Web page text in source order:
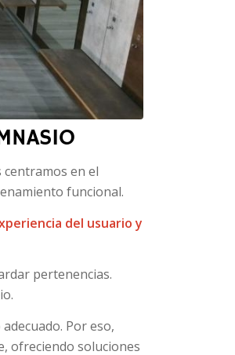
en el
funcional.
del usuario y
pertenencias.
Por eso,
ofreciendo soluciones